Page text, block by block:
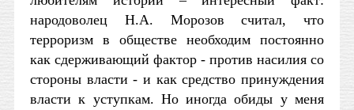
народоволец Н.А. Морозов считал, что
терроризм в обществе необходим постоянно
как сдерживающий фактор - против насилия со
стороны власти - и как средство принуждения
власти к уступкам. Но иногда обиды у меня